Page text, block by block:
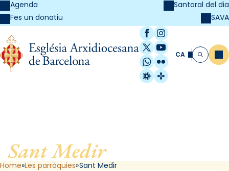
Agenda
Fes un donatiu
Santoral del dia
SAVA
Facebook
Instagram
X / Twitter
YouTube
WhatsApp
Flickr
Radio Estel
Catalunya
CA Cerca
Sant Medir, de Barcelona
Home Les parròquies Sant Medir